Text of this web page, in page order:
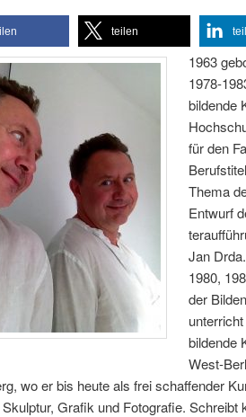
teilen
1963
1978-
bildende
für den
Thema
Entwurf
Jan Drda.
1980,
der
bildende
West-
wo er bis heute als frei schaffender
Grafik und Fotografie.